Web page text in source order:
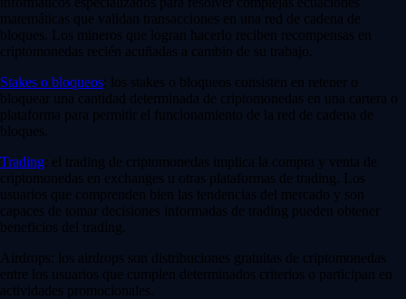
matemáticas que validan transacciones en una red de cadena de
bloques. Los mineros que logran hacerlo reciben recompensas en
criptomonedas recién acuñadas a cambio de su trabajo.
Stakes o bloqueos: los stakes o bloqueos consisten en retener o
bloquear una cantidad determinada de criptomonedas en una cartera o
plataforma para permitir el funcionamiento de la red de cadena de
bloques.
Trading: el trading de criptomonedas implica la compra y venta de
criptomonedas en exchanges u otras plataformas de trading. Los
usuarios que comprenden bien las tendencias del mercado y son
capaces de tomar decisiones informadas de trading pueden obtener
beneficios del trading.
Airdrops: los airdrops son distribuciones gratuitas de criptomonedas
entre los usuarios que cumplen determinados criterios o participan en
actividades promocionales.